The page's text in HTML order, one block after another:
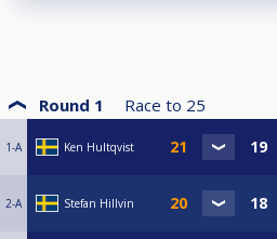
Round 1 Race to 25
1-A Ken Hultqvist
2-A Stefan Hillvin